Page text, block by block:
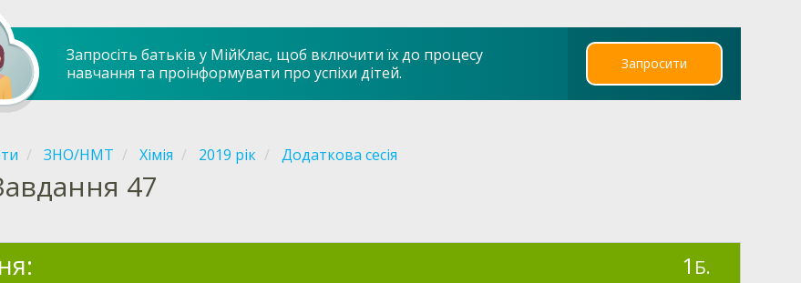
Запросіть батьків у МійКлас, щоб включити їх до процесу
навчання та проінформувати про успіхи дітей.
Запросити
ЗНО/НМТ Хімія 2019 рік Додаткова сесія
47
1 Б.